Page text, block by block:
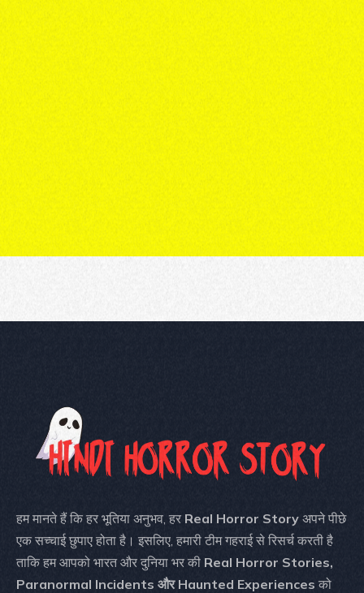
हम मानते हैं कि हर भूतिया अनुभव, हर Real Horror Story अपने पीछे
एक सच्चाई छुपाए होता है। इसलिए, हमारी टीम गहराई से रिसर्च करती है
ताकि हम आपको भारत और दुनिया भर की Real Horror Stories,
Paranormal Incidents और Haunted Experiences को